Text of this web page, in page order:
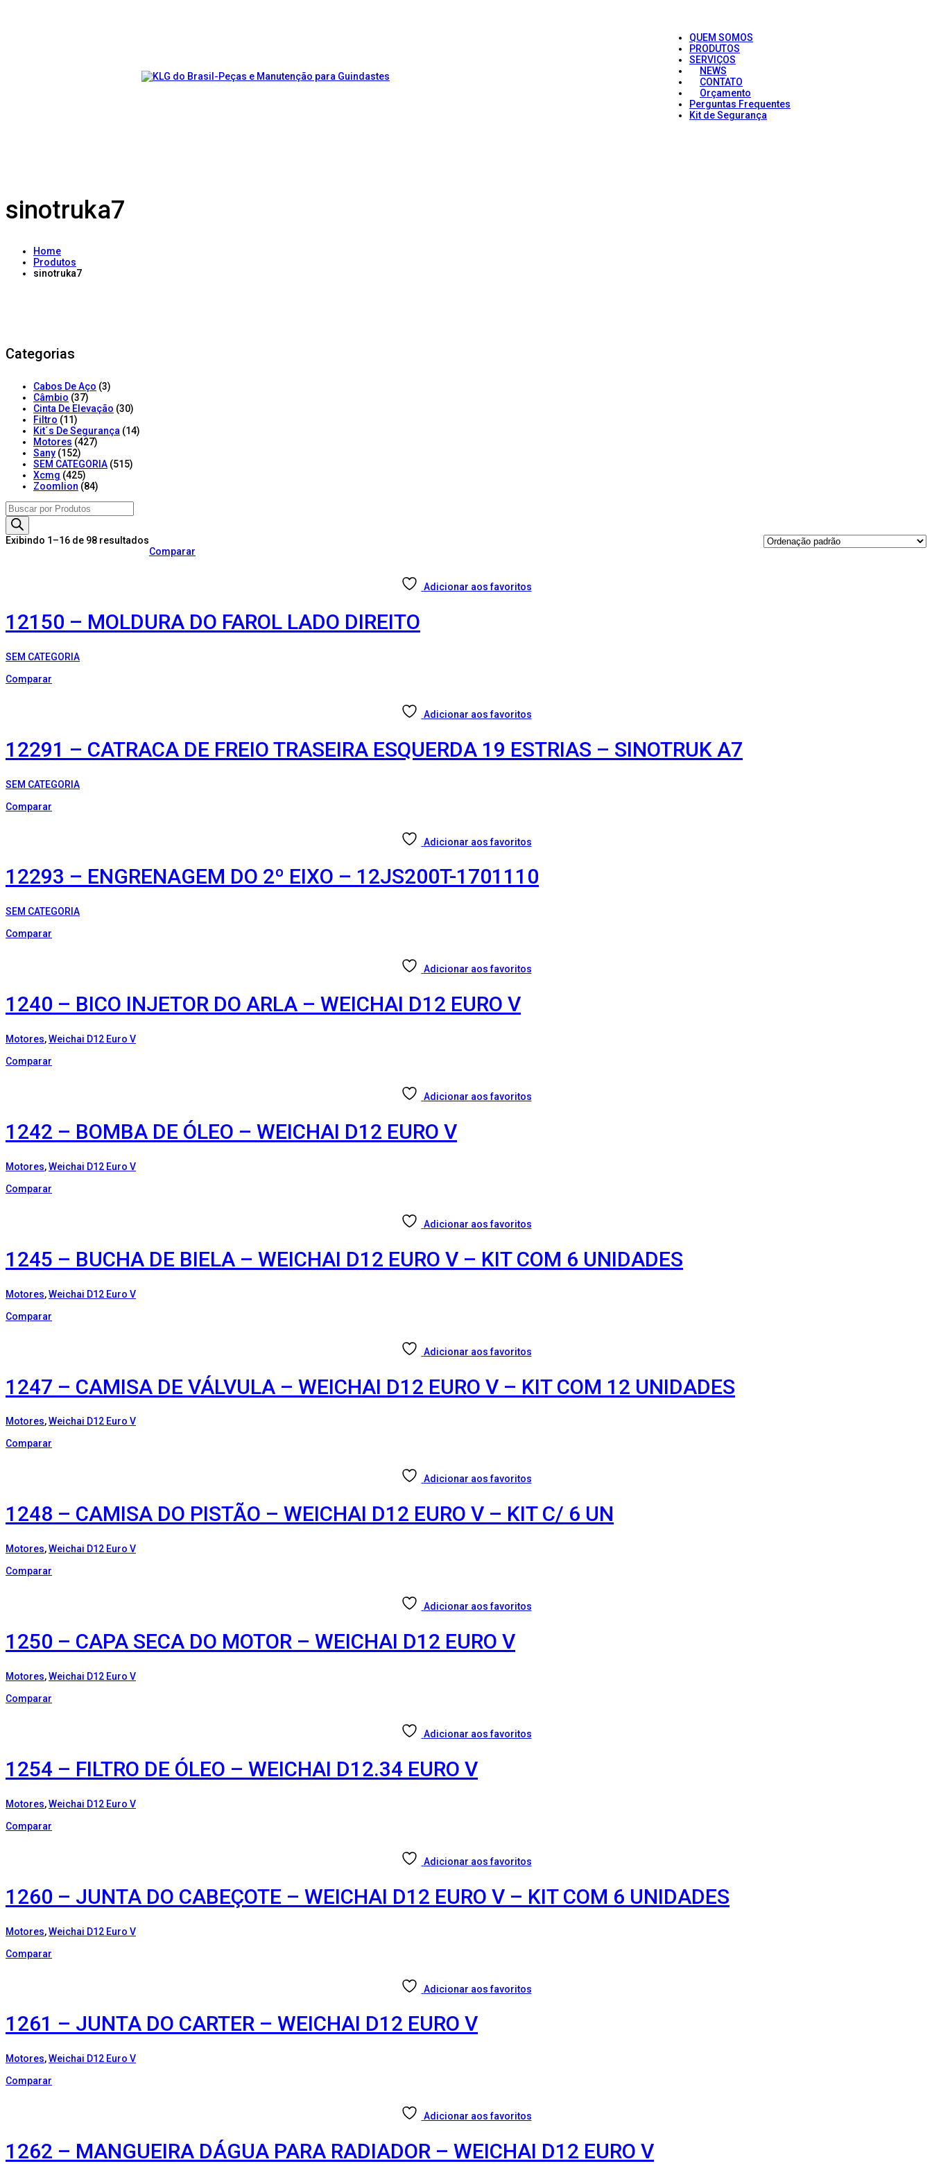
QUEM SOMOS
PRODUTOS
SERVIÇOS
NEWS
CONTATO
Orçamento
Perguntas Frequentes
Kit de Segurança
sinotruka7
Home
Produtos
sinotruka7
Categorias
Cabos De Aço (3)
Câmbio (37)
Cinta De Elevação (30)
Filtro (11)
Kit´s De Segurança (14)
Motores (427)
Sany (152)
SEM CATEGORIA (515)
Xcmg (425)
Zoomlion (84)
Products
search
Exibindo 1–16 de 98 resultados
Comparar
Adicionar aos favoritos
12150 – MOLDURA DO FAROL LADO DIREITO
SEM CATEGORIA
Comparar
Adicionar aos favoritos
12291 – CATRACA DE FREIO TRASEIRA ESQUERDA 19 ESTRIAS – SINOTRUK A7
SEM CATEGORIA
Comparar
Adicionar aos favoritos
12293 – ENGRENAGEM DO 2º EIXO – 12JS200T-1701110
SEM CATEGORIA
Comparar
Adicionar aos favoritos
1240 – BICO INJETOR DO ARLA – WEICHAI D12 EURO V
Motores,Weichai D12 Euro V
Comparar
Adicionar aos favoritos
1242 – BOMBA DE ÓLEO – WEICHAI D12 EURO V
Motores,Weichai D12 Euro V
Comparar
Adicionar aos favoritos
1245 – BUCHA DE BIELA – WEICHAI D12 EURO V – KIT COM 6 UNIDADES
Motores,Weichai D12 Euro V
Comparar
Adicionar aos favoritos
1247 – CAMISA DE VÁLVULA – WEICHAI D12 EURO V – KIT COM 12 UNIDADES
Motores,Weichai D12 Euro V
Comparar
Adicionar aos favoritos
1248 – CAMISA DO PISTÃO – WEICHAI D12 EURO V – KIT C/ 6 UN
Motores,Weichai D12 Euro V
Comparar
Adicionar aos favoritos
1250 – CAPA SECA DO MOTOR – WEICHAI D12 EURO V
Motores,Weichai D12 Euro V
Comparar
Adicionar aos favoritos
1254 – FILTRO DE ÓLEO – WEICHAI D12.34 EURO V
Motores,Weichai D12 Euro V
Comparar
Adicionar aos favoritos
1260 – JUNTA DO CABEÇOTE – WEICHAI D12 EURO V – KIT COM 6 UNIDADES
Motores,Weichai D12 Euro V
Comparar
Adicionar aos favoritos
1261 – JUNTA DO CARTER – WEICHAI D12 EURO V
Motores,Weichai D12 Euro V
Comparar
Adicionar aos favoritos
1262 – MANGUEIRA DÁGUA PARA RADIADOR – WEICHAI D12 EURO V